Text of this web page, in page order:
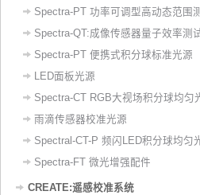
Spectra-PT 功率可调型高动态范围
Spectra-QT:成像传感器量子效率测
Spectra-PT 便携式积分球标准光源
LED面板光源
Spectra-CT RGB大视场积分球均匀
雨滴传感器校准光源
Spectral-CT-P 频闪LED积分球均匀
Spectra-FT 微光增强配件
CREATE:遥感校准系统